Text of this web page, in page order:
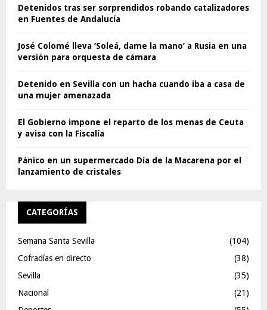
Detenidos tras ser sorprendidos robando catalizadores
en Fuentes de Andalucía
José Colomé lleva ‘Soleá, dame la mano’ a Rusia en una
versión para orquesta de cámara
Detenido en Sevilla con un hacha cuando iba a casa de
una mujer amenazada
El Gobierno impone el reparto de los menas de Ceuta
y avisa con la Fiscalía
Pánico en un supermercado Día de la Macarena por el
lanzamiento de cristales
CATEGORÍAS
Semana Santa Sevilla
(104)
Cofradías en directo
(38)
Sevilla
(35)
Nacional
(21)